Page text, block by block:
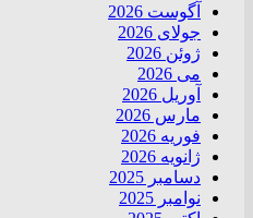
آگوست 2026
جولای 2026
ژوئن 2026
می 2026
آوریل 2026
مارس 2026
فوریه 2026
ژانویه 2026
دسامبر 2025
نوامبر 2025